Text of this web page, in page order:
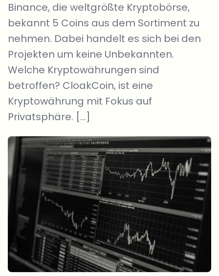
Binance, die weltgrößte Kryptobörse,
bekannt 5 Coins aus dem Sortiment zu
nehmen. Dabei handelt es sich bei den
Projekten um keine Unbekannten.
Welche Kryptowährungen sind
betroffen? CloakCoin, ist eine
Kryptowährung mit Fokus auf
Privatsphäre. […]